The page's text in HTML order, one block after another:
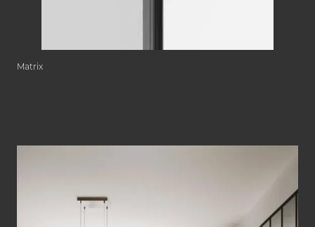
Matrix